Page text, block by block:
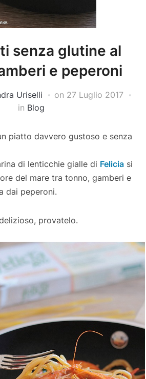
senza glutine al
e peperoni
Uriselli on 27 Luglio 2017
in Blog
piatto davvero gustoso e senza
di lenticchie gialle di Feliciasi
del mare tra tonno, gamberi e
dai peperoni.
provatelo.